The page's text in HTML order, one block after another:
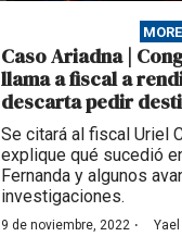
Caso Ariadna |
llama a fiscal a
descarta pedir
Se citará al fiscal Uriel
explique qué sucedió
Fernanda y algunos
investigaciones.
9 de noviembre, 2022 ·